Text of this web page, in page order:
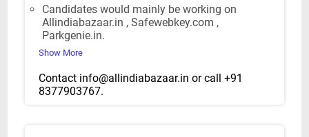
Candidates would mainly be working on
Allindiabazaar.in , Safewebkey.com ,
Parkgenie.in.
Show More
Contact info@allindiabazaar.in or call +91
8377903767.